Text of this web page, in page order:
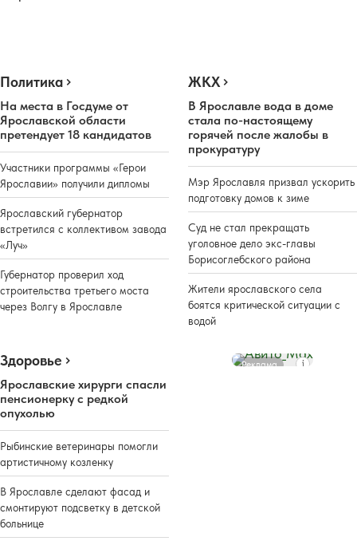
Политика
На места в Госдуме от
Ярославской области
претендует 18 кандидатов
Участники программы «Герои
Ярославии» получили дипломы
Ярославский губернатор
встретился с коллективом завода
«Луч»
Губернатор проверил ход
строительства третьего моста
через Волгу в Ярославле
ЖКХ
В Ярославле вода в доме
стала по-настоящему
горячей после жалобы в
прокуратуру
Мэр Ярославля призвал ускорить
подготовку домов к зиме
Суд не стал прекращать
уголовное дело экс-главы
Борисоглебского района
Жители ярославского села
боятся критической ситуации с
водой
Здоровье
Ярославские хирурги спасли
пенсионерку с редкой
опухолью
Рыбинские ветеринары помогли
артистичному козленку
В Ярославле сделают фасад и
смонтируют подсветку в детской
больнице
Реклама